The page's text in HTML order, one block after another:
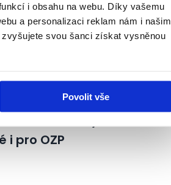
i obsahu na webu. Díky vašemu
a personalizaci reklam nám i našim
svou šanci získat vysněnou
Povolit vše
v Praze - 200 Kč/hod.
pro OZP